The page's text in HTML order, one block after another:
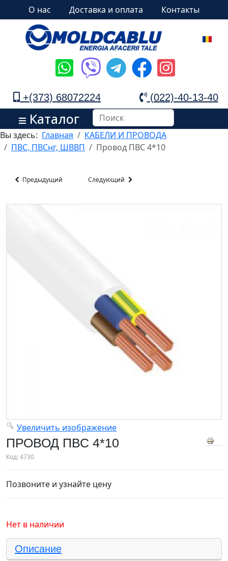
О нас Доставка и оплата Контакты
+(373) 68072224 (022)-40-13-40
Каталог
Вы здесь: Главная
КАБЕЛИ И ПРОВОДА
ПВС, ПВСнг, ШВВП
Провод ПВС 4*10
Предыдущий Следующий
Увеличить изображение
ПРОВОД ПВС 4*10
Код:4730
Позвоните и узнайте цену
Нет в наличии
Описание